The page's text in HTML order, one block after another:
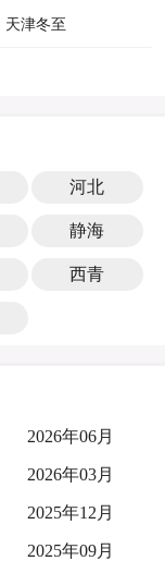
天津冬至
河北
静海
西青
2026年06月
2026年03月
2025年12月
2025年09月